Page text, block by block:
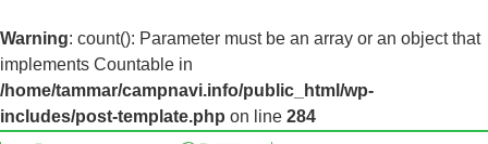
Warning: count(): Parameter must be an array or an object that
implements Countable in
/home/tammar/campnavi.info/public_html/wp-
includes/post-template.php on line 284